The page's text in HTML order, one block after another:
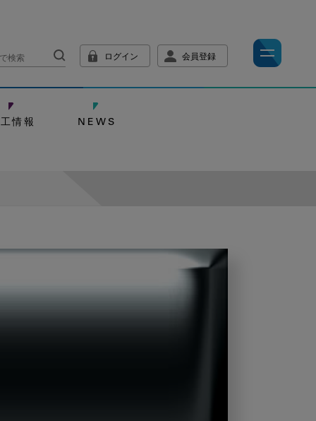
ログイン 会員登録
情報 NEWS